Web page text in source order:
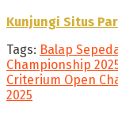
Kunjungi Situs
Tags: Balap
Championship
Criterium Open
2025